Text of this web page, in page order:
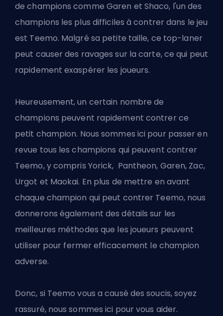
de champions comme Garen et Shaco, l'un des
champions les plus difficiles à contrer dans le jeu
est Teemo. Malgré sa petite taille, ce top-laner
peut causer des ravages sur la carte, ce qui peut
rapidement exaspérer les joueurs.
Heureusement, un certain nombre de
champions peuvent rapidement contrer ce
petit champion. Nous sommes ici pour passer en
revue tous les champions qui peuvent contrer
Teemo, y compris Yorick, Pantheon, Garen, Zac,
Urgot et Maokai. En plus de mettre en avant
chaque champion qui peut contrer Teemo, nous
donnerons également des détails sur les
meilleures méthodes que les joueurs peuvent
utiliser pour fermer efficacement le champion
adverse.
Donc, si Teemo vous a causé des soucis, soyez
rassuré, nous sommes ici pour vous aider.